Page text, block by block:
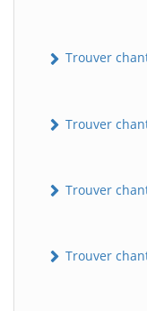
Trouver
Trouver
Trouver
Trouver